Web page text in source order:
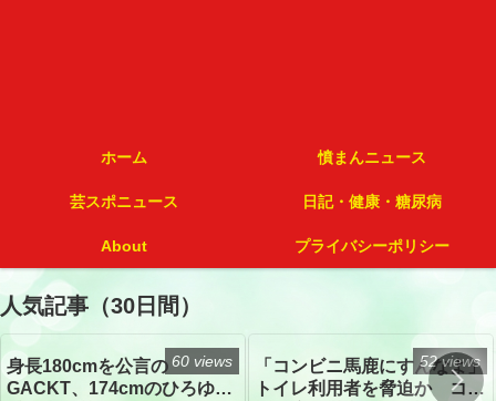
ホーム 憤まんニュース
芸スポニュース 日記・健康・糖尿病
About プライバシーポリシー
人気記事（30日間）
身長180cmを公言の
GACKT、174cmのひろゆき
60 views
「コンビニ馬鹿にすんなよ」
トイレ利用者を脅迫か コン
52 views